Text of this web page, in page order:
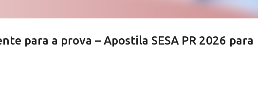
para a prova – Apostila SESA PR 2026 para